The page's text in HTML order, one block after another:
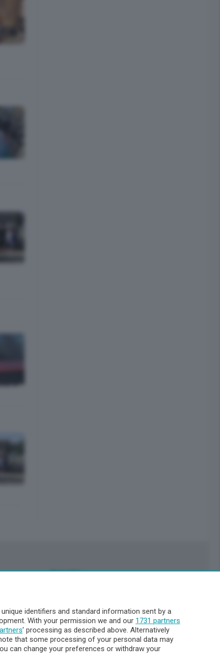
Servizi
Più letti
Le aziende comunicano
Cinema
Archivio
identifiers and standard information sent by a
With your permission we and our 1731 partners
’ processing as described above. Alternatively
that some processing of your personal data may
can change your preferences or withdraw your